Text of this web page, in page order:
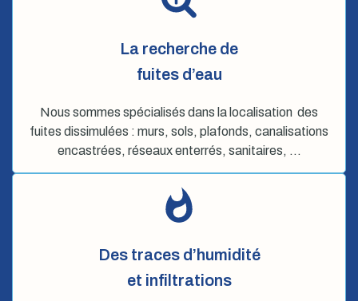
La recherche de
fuites d’eau
Nous sommes spécialisés dans la localisation des
fuites dissimulées : murs, sols, plafonds, canalisations
encastrées, réseaux enterrés, sanitaires, …
Des traces d’humidité
et infiltrations